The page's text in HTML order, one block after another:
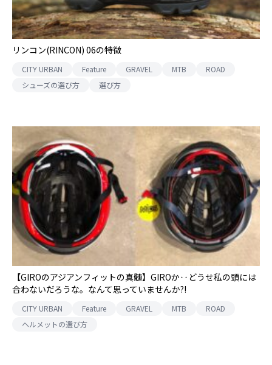
リンコン(RINCON) 06の特徴
CITY URBAN Feature GRAVEL MTB
ROAD
シューズの選び方
選び方
【GIROのアジアンフィットの真髄】GIROか‥どうせ私の頭には
合わないだろうな。なんて思っていませんか?!
CITY URBAN Feature GRAVEL MTB
ROAD
ヘルメットの選び方